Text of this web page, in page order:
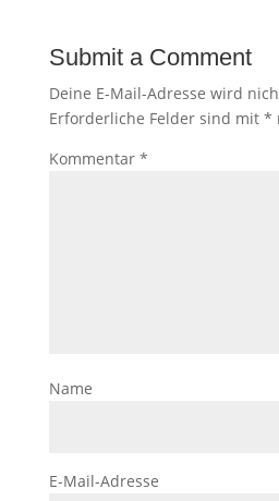
Submit a Comment
Deine E-Mail-Adresse wird
Erforderliche Felder sind mit *
Kommentar *
Name
E-Mail-Adresse